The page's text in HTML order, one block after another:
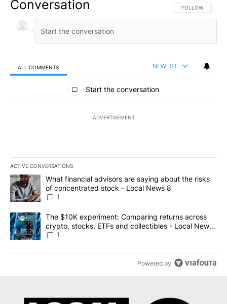
Conversation FOLLOW THIS
FOLLOW
ALL COMMENTS NEWEST
All Comments
Start the conversation
ADVERTISEMENT
ACTIVE CONVERSATIONS
The following is a list of the most commented articles in the last
A trending article titled "What financial advisors are saying
What financial advisors are saying about the risks
of concentrated stock - Local News 8
1
A trending article titled "The $10K experiment: Comparing
The $10K experiment: Comparing returns across
crypto, stocks, ETFs and collectibles - Local News
8
1
Powered by